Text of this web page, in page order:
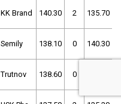
KK Brand 140.30 2 135.70
Semily 138.10 0 140.30
Trutnov 138.60 0